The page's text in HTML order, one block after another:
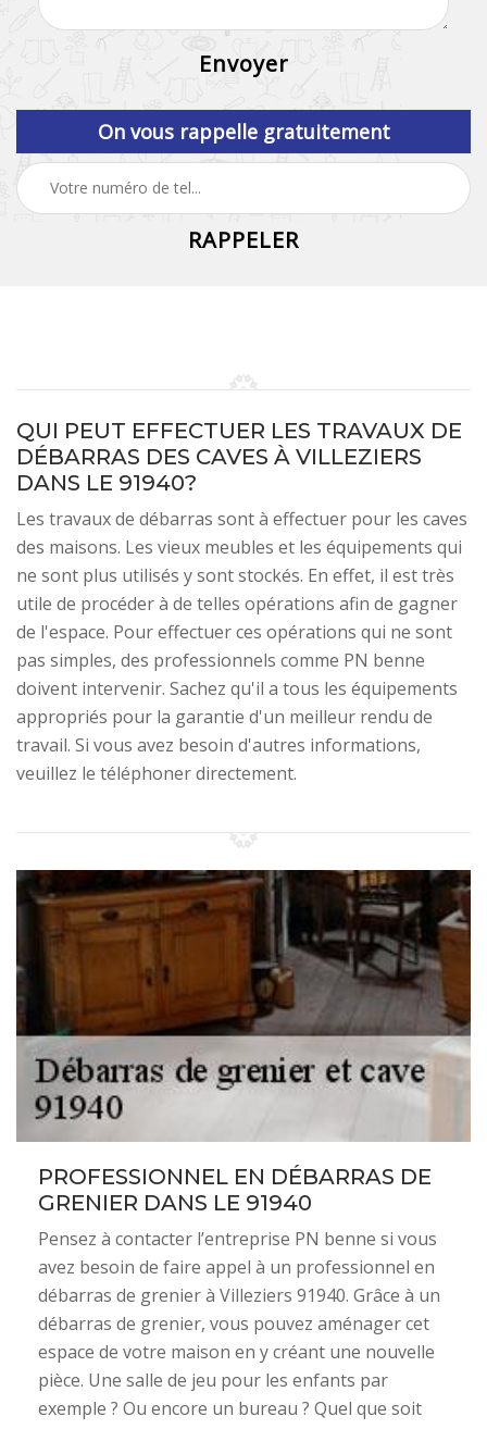
On vous rappelle gratuitement
QUI PEUT EFFECTUER LES TRAVAUX DE
DÉBARRAS DES CAVES À VILLEZIERS
DANS LE 91940?
Les travaux de débarras sont à effectuer pour les caves
des maisons. Les vieux meubles et les équipements qui
ne sont plus utilisés y sont stockés. En effet, il est très
utile de procéder à de telles opérations afin de gagner
de l'espace. Pour effectuer ces opérations qui ne sont
pas simples, des professionnels comme PN benne
doivent intervenir. Sachez qu'il a tous les équipements
appropriés pour la garantie d'un meilleur rendu de
travail. Si vous avez besoin d'autres informations,
veuillez le téléphoner directement.
PROFESSIONNEL EN DÉBARRAS DE
GRENIER DANS LE 91940
Pensez à contacter l’entreprise PN benne si vous
avez besoin de faire appel à un professionnel en
débarras de grenier à Villeziers 91940. Grâce à un
débarras de grenier, vous pouvez aménager cet
espace de votre maison en y créant une nouvelle
pièce. Une salle de jeu pour les enfants par
exemple ? Ou encore un bureau ? Quel que soit